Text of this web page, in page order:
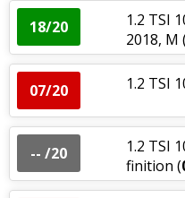
18/20
1.2 TSI
2018, M
07/20 1.2 TSI
-- /20
1.2 TSI
finition (